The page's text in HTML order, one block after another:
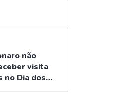
não
visita
no Dia dos